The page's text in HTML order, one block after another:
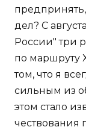
дел? С
России" три
по маршруту
том, что я
сильным из
этом стало
чествования